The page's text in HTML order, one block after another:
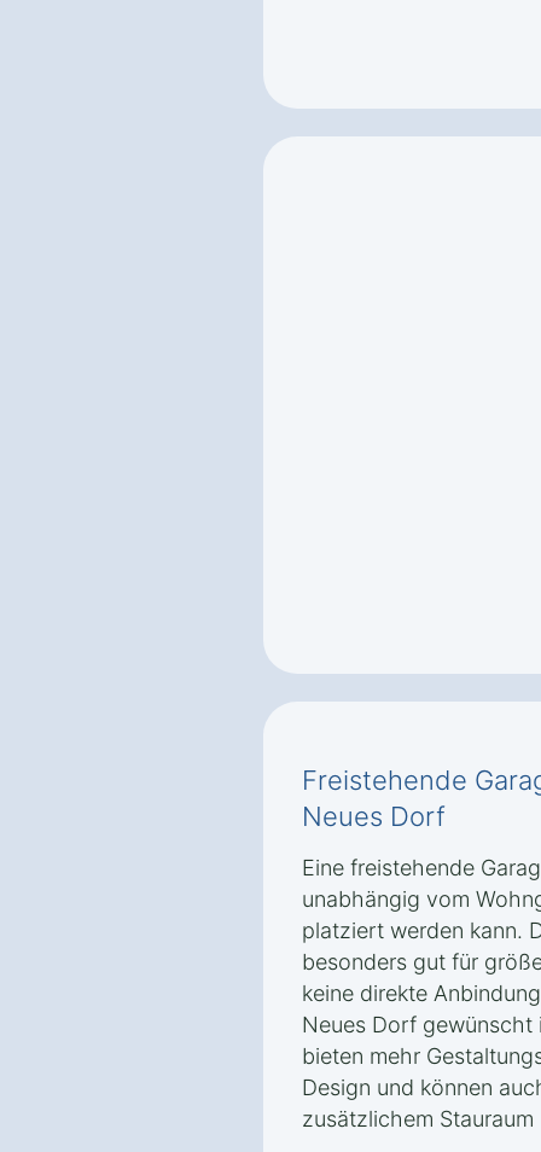
Freistehende
Neues Dorf
Eine freistehende
unabhängig vom
platziert werden kann.
besonders gut für
keine direkte
Neues Dorf gewünscht
bieten mehr
Design und können
zusätzlichem